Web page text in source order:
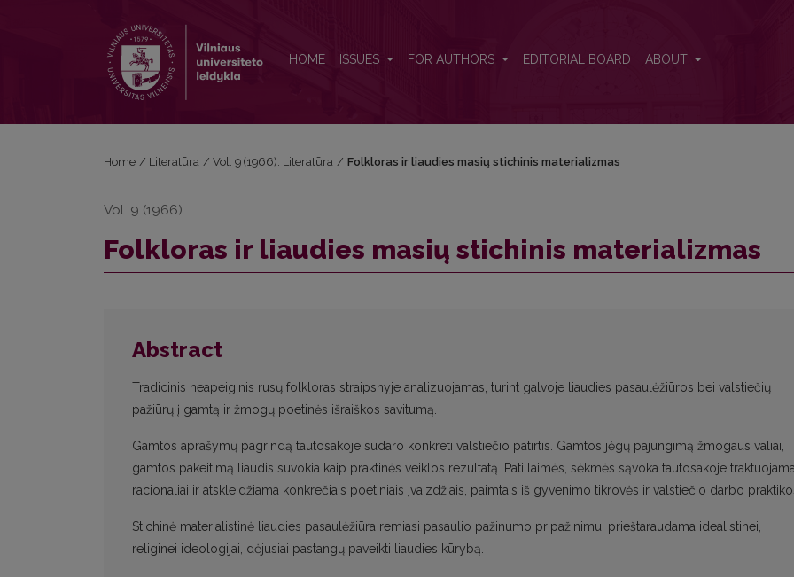
HOME ISSUES FOR AUTHORS EDITORIAL BOARD ABOUT
Home / Literatūra / Vol. 9 (1966): Literatūra / Folkloras ir liaudies masių stichinis materializmas
Vol. 9 (1966)
Folkloras ir liaudies masių stichinis materializmas
Abstract
Tradicinis neapeiginis rusų folkloras straipsnyje analizuojamas, turint galvoje liaudies pasaulėžiūros bei valstiečių
pažiūrų į gamtą ir žmogų poetinės išraiškos savitumą.
Gamtos aprašymų pagrindą tautosakoje sudaro konkreti valstiečio patirtis. Gamtos jėgų pajungimą žmogaus valiai,
gamtos pakeitimą liaudis suvokia kaip praktinės veiklos rezultatą. Pati laimės, sėkmės sąvoka tautosakoje
racionaliai ir atskleidžiama konkrečiais poetiniais įvaizdžiais, paimtais iš gyvenimo tikrovės ir valstiečio darbo
Stichinė materialistinė liaudies pasaulėžiūra remiasi pasaulio pažinumo pripažinimu, prieštaraudama idealistinei,
religinei ideologijai, dėjusiai pastangų paveikti liaudies kūrybą.